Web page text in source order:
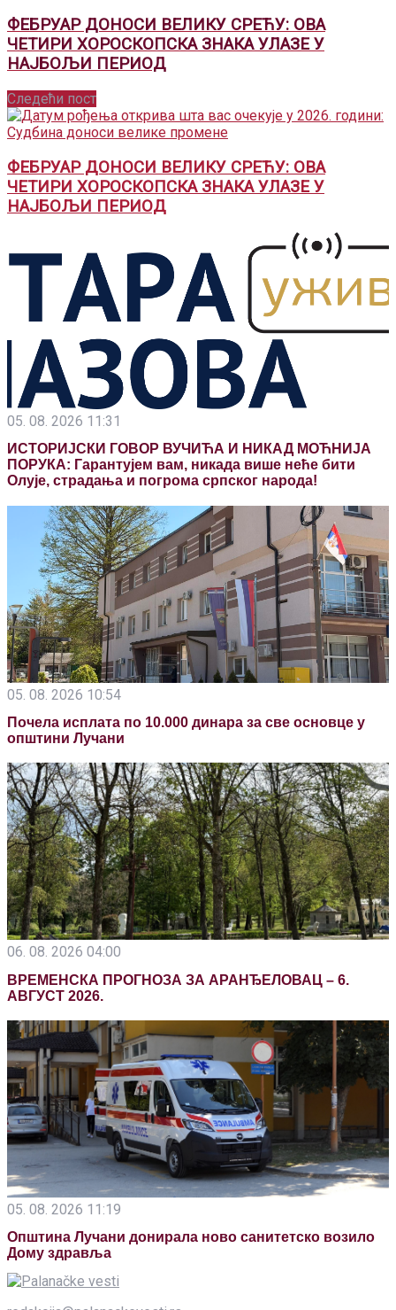
ФЕБРУАР ДОНОСИ ВЕЛИКУ СРЕЋУ: ОВА
ЧЕТИРИ ХОРОСКОПСКА ЗНАКА УЛАЗЕ У
НАЈБОЉИ ПЕРИОД
Следећи пост
ФЕБРУАР ДОНОСИ ВЕЛИКУ СРЕЋУ: ОВА
ЧЕТИРИ ХОРОСКОПСКА ЗНАКА УЛАЗЕ У
НАЈБОЉИ ПЕРИОД
05. 08. 2026 11:31
ИСТОРИЈСКИ ГОВОР ВУЧИЋА И НИКАД МОЋНИЈА
ПОРУКА: Гарантујем вам, никада више неће бити
Олује, страдања и погрома српског народа!
05. 08. 2026 10:54
Почела исплата по 10.000 динара за све основце у
општини Лучани
06. 08. 2026 04:00
ВРЕМЕНСКА ПРОГНОЗА ЗА АРАНЂЕЛОВАЦ – 6.
АВГУСТ 2026.
05. 08. 2026 11:19
Општина Лучани донирала ново санитетско возило
Дому здравља